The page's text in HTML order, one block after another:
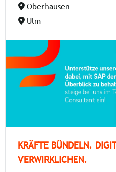
Oberhausen
Ulm
KRÄFTE BÜNDELN.
VERWIRKLICHEN.